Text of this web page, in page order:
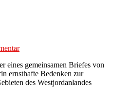
eines gemeinsamen Briefes von
ernsthafte Bedenken zur
des Westjordanlandes